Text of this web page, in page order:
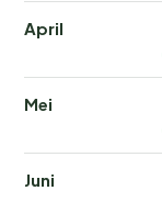
April
Mei
Juni